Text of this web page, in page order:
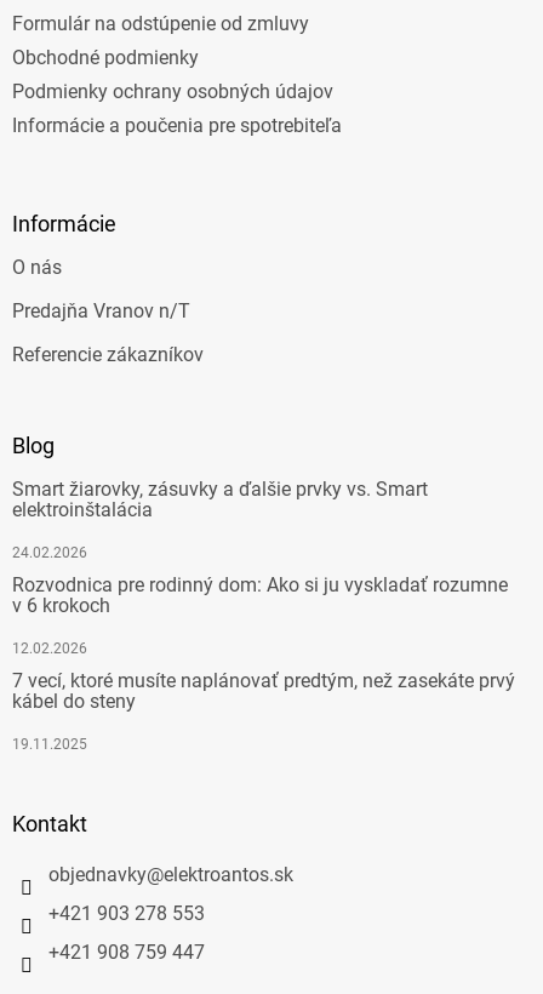
Formulár na odstúpenie od zmluvy
Obchodné podmienky
Podmienky ochrany osobných údajov
Informácie a poučenia pre spotrebiteľa
Informácie
O nás
Predajňa Vranov n/T
Referencie zákazníkov
Blog
Smart žiarovky, zásuvky a ďalšie prvky vs. Smart
elektroinštalácia
24.02.2026
Rozvodnica pre rodinný dom: Ako si ju vyskladať rozumne
v 6 krokoch
12.02.2026
7 vecí, ktoré musíte naplánovať predtým, než zasekáte prvý
kábel do steny
19.11.2025
Kontakt
objednavky@elektroantos.sk
+421 903 278 553
+421 908 759 447